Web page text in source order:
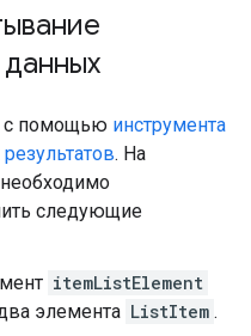
с помощью инструмента
. На
следующие
itemListElement
элемента ListItem .